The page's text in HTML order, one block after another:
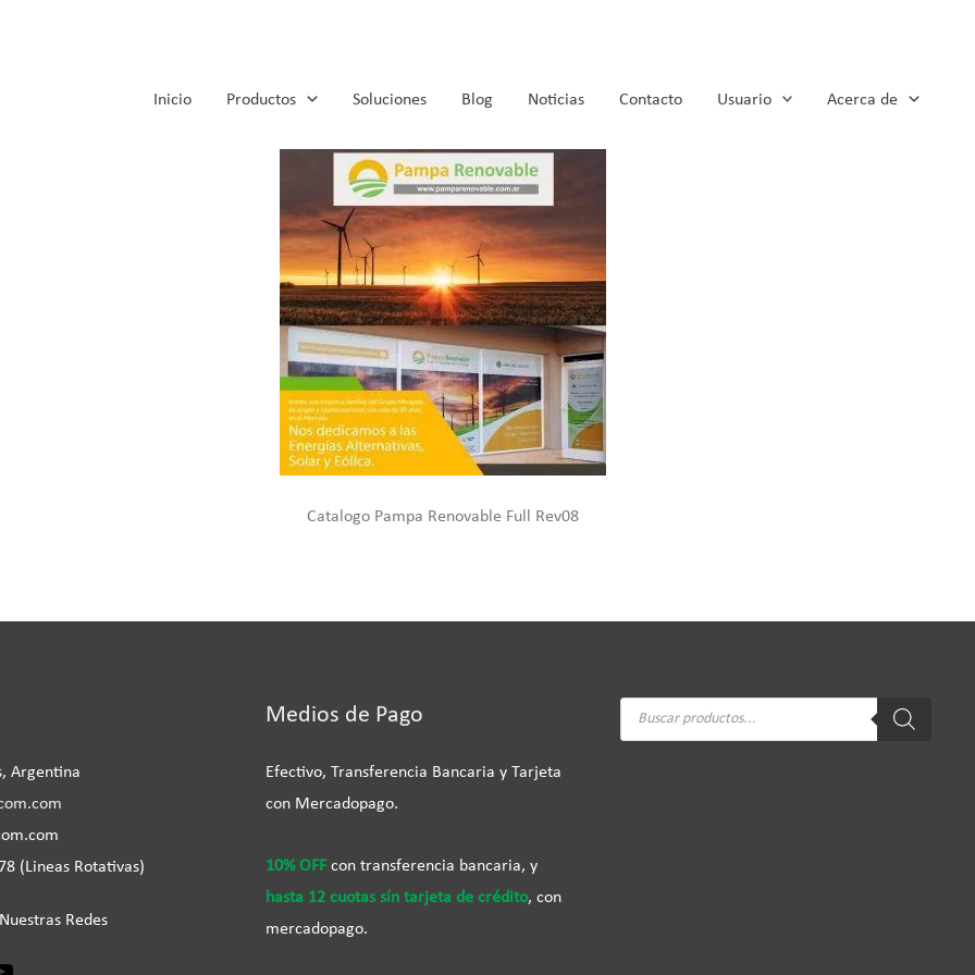
Inicio
Productos Soluciones Blog Noticias Contacto Usuario Acerca de
Catalogo Pampa Renovable Full Rev08
Argentina
(Lineas Rotativas)
Redes
Medios de Pago
Efectivo, Transferencia Bancaria y Tarjeta
con Mercadopago.
10% OFF con transferencia bancaria, y
hasta 12 cuotas sín tarjeta de crédito, con
mercadopago.
Búsqueda
productos